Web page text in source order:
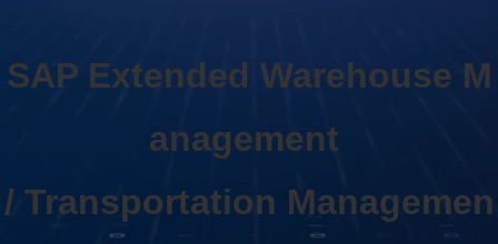
SAP Extended Warehouse M
anagement
/ Transportation Managemen